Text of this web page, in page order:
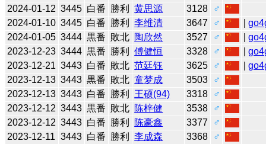
2024-01-12 3445 白番 勝利 黄思源 3128
♂
2024-01-10 3445 白番 勝利 李维清 3647 ♂ |
2024-01-05 3444 黒番 敗北 陶欣然 3527 ♂ |
2023-12-23 3444 黒番 勝利 傅健恒 3328 ♂ |
2023-12-21 3443 白番 敗北 范廷钰 3625 ♂ |
2023-12-13 3443 黒番 敗北 童梦成 3503
♂
2023-12-13 3443 白番 勝利 王硕(94) 3318
♂
2023-12-12 3443 黒番 敗北 陈梓健 3538
♂
2023-12-12 3443 白番 勝利 陈豪鑫 3377
♂
2023-12-11 3443 白番 勝利 李成森 3368
♂